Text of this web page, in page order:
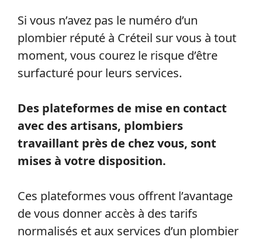
Si vous n’avez pas le numéro d’un
plombier réputé à Créteil sur vous à tout
moment, vous courez le risque d’être
surfacturé pour leurs services.
Des plateformes de mise en contact
avec des artisans, plombiers
travaillant près de chez vous, sont
mises à votre disposition.
Ces plateformes vous offrent l’avantage
de vous donner accès à des tarifs
normalisés et aux services d’un plombier